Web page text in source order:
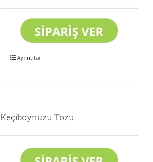
Ayrıntılar
Keçiboynuzu Tozu